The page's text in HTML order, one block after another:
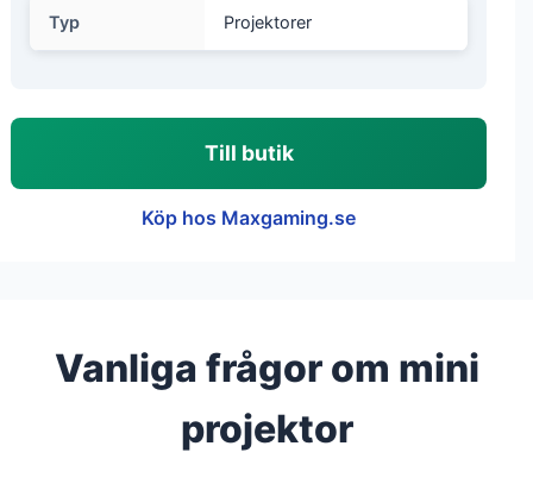
Typ Projektorer
Till butik
Köp hos Maxgaming.se
Vanliga frågor om mini
projektor